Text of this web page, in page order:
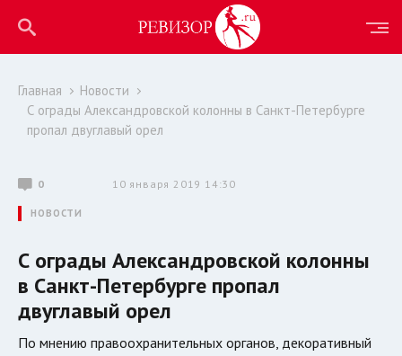
Главная
Новости
С ограды Александровской колонны в Санкт-Петербурге
пропал двуглавый орел
0 10 января 2019 14:30
НОВОСТИ
С ограды Александровской колонны
в Санкт-Петербурге пропал
двуглавый орел
По мнению правоохранительных органов, декоративный